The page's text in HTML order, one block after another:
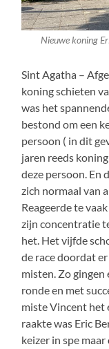
Nieuwe koning
Sint Agatha –
koning schieten
was het
bestond om een
persoon ( in dit
jaren reeds
deze persoon. En
zich normaal van
Reageerde te
zijn concentratie
het. Het vijfde
de race doordat
misten. Zo gingen
ronde en met
miste Vincent het
raakte was Eric
keizer in spe